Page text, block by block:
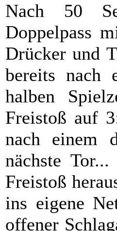
Nach 50
Doppelpass
Drücker und
bereits nach
halben
Freistoß auf
nach einem
nächste
Freistoß
ins eigene
offener